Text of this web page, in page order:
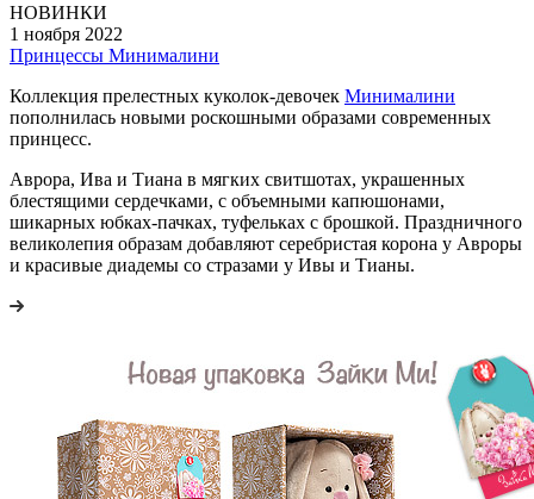
НОВИНКИ
1 ноября 2022
Принцессы Минималини
Коллекция прелестных куколок-девочек Минималини
пополнилась новыми роскошными образами современных
принцесс.
Аврора, Ива и Тиана в мягких свитшотах, украшенных
блестящими сердечками, с объемными капюшонами,
шикарных юбках-пачках, туфельках с брошкой. Праздничного
великолепия образам добавляют серебристая корона у Авроры
и красивые диадемы со стразами у Ивы и Тианы.